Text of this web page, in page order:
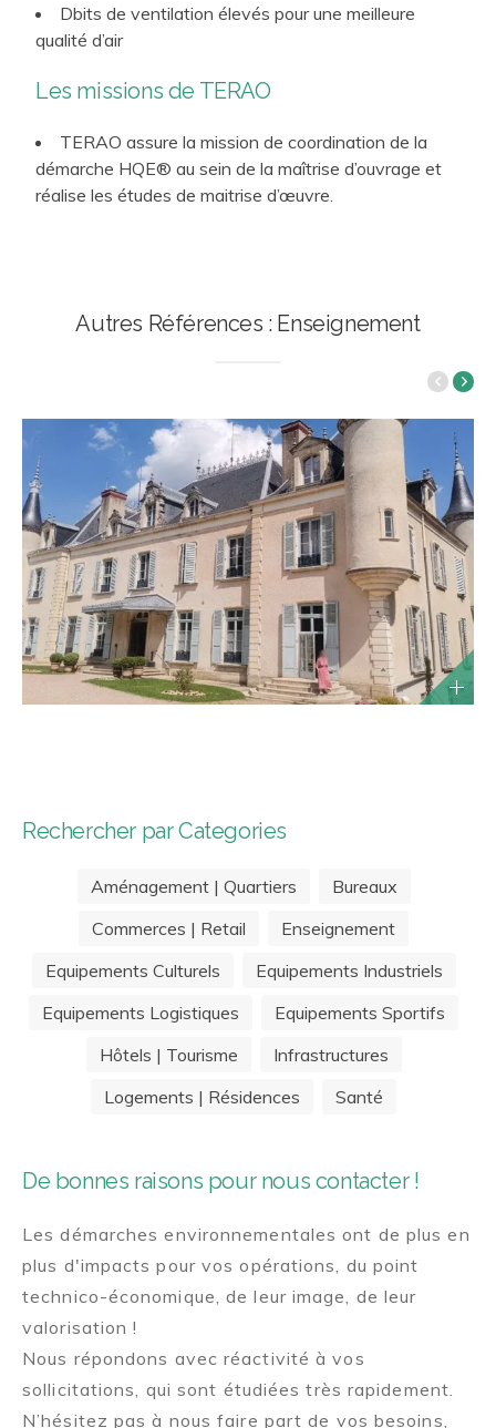
Dbits de ventilation élevés pour une meilleure
qualité d’air
Les missions de TERAO
TERAO assure la mission de coordination de la
démarche HQE® au sein de la maîtrise d’ouvrage et
réalise les études de maitrise d’œuvre.
Autres Références : Enseignement
Rechercher par Categories
Aménagement | Quartiers
Bureaux
Commerces | Retail
Enseignement
Equipements Culturels
Equipements Industriels
Equipements Logistiques
Equipements Sportifs
Hôtels | Tourisme
Infrastructures
Logements | Résidences
Santé
De bonnes raisons pour nous contacter !
Les démarches environnementales ont de plus en
plus d'impacts pour vos opérations, du point
technico-économique, de leur image, de leur
valorisation !
Nous répondons avec réactivité à vos
sollicitations, qui sont étudiées très rapidement.
N’hésitez pas à nous faire part de vos besoins,